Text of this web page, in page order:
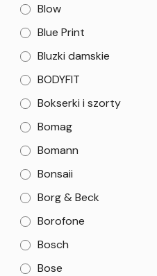
Blow
Blue Print
Bluzki damskie
BODYFIT
Bokserki i szorty
Bomag
Bomann
Bonsaii
Borg & Beck
Borofone
Bosch
Bose